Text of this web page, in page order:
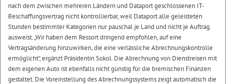
nach dem zwischen mehreren Ländern und Dataport geschlossenen IT-
Beschaffungsvertrag nicht kontrollierbar, weil Dataport alle geleisteten
Stunden bestimmter Kategorien nur pauschal je Land und nicht je Auftrag
ausweist. „Wir haben dem Ressort dringend empfohlen, auf eine
Vertragsänderung hinzuwirken, die eine verlässliche Abrechnungskontrolle
ermöglicht“, ergänzt Präsidentin Sokol. Die Abrechnung von Dienstreisen mit
dem eigenen Auto ist ebenfalls nicht günstig für die bremischen Finanzen
gestaltet. Die Voreinstellung des Abrechnungssystems zeigt automatisch die